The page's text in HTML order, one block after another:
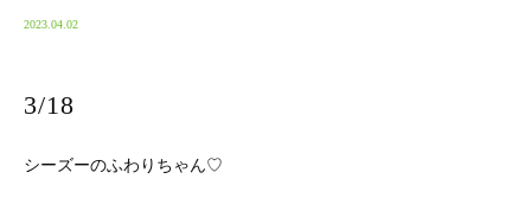
2023.04.02
3/18
シーズーのふわりちゃん♡